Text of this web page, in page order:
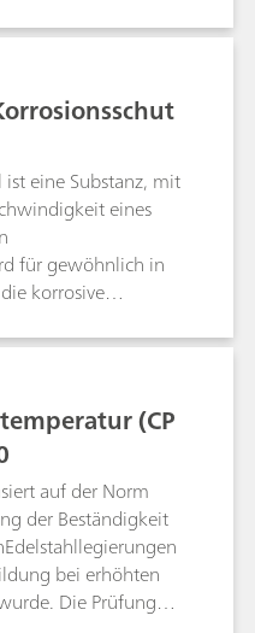
eine Substanz, mit
eines
für gewöhnlich in
korrosive
Autolab für die
(CP
auf der Norm
der Beständigkeit
bei erhöhten
Die Prüfung